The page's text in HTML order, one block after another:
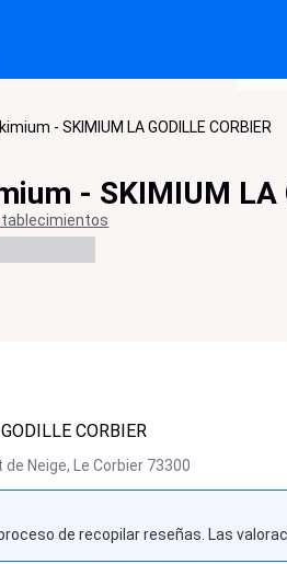
- SKIMIUM LA GODILLE CORBIER
- SKIMIUM LA
CORBIER
de Neige, Le Corbier 73300
de recopilar reseñas. Las